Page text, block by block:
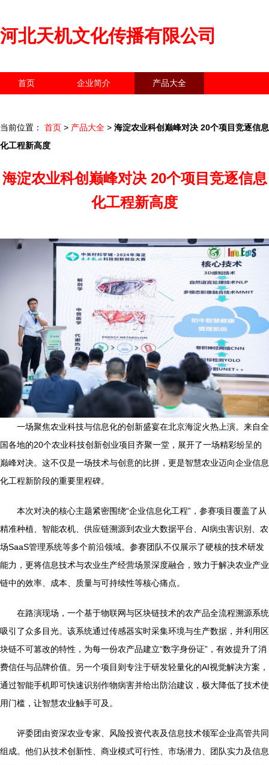
河北天机文化传播有限公司
首页 企业简介 产品大全
当前位置： 首页 > 产品大全 > 海淀农业科创巅峰对决 20个项目竞逐信息
化工程新高度
海淀农业科创巅峰对决 20个项目竞逐信息
化工程新高度
一场聚焦农业科技与信息化的创新盛宴在北京海淀火热上演。来自全
国各地的20个农业科技创新创业项目齐聚一堂，展开了一场精彩纷呈的
巅峰对决。这不仅是一场技术与创意的比拼，更是智慧农业迈向企业信息
化工程新阶段的重要里程碑。
本次对决的核心主题紧密围绕“企业信息化工程”，参赛项目覆盖了从
精准种植、智能农机、供应链溯源到农业大数据平台、AI病虫害识别、农
场SaaS管理系统等多个前沿领域。参赛团队不仅展示了硬核的技术研发
能力，更将信息技术与农业生产经营场景深度融合，致力于解决农业产业
链中的效率、成本、质量与可持续性等核心痛点。
在路演现场，一个基于物联网与区块链技术的农产品全流程溯源系统
吸引了众多目光。该系统通过传感器实时采集环境与生产数据，并利用区
块链不可篡改的特性，为每一份农产品建立“数字身份证”，有效提升了消
费信任与品牌价值。另一个项目则专注于研发轻量化的AI视觉解决方案，
通过智能手机即可快速识别作物病害并给出防治建议，极大降低了技术使
用门槛，让智慧农业触手可及。
评委团由资深农业专家、风险投资代表及信息技术领军企业高管共同
组成。他们从技术创新性、商业模式可行性、市场潜力、团队实力及信息